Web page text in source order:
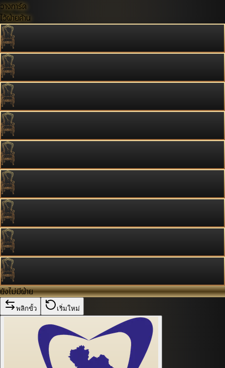
วางการ์ด
ไว้ฝ่ายค้าน
ยังไม่มีฝ่าย
พลิกขั้ว เริ่มใหม่